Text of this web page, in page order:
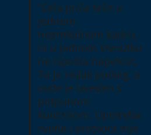
“Cela priča teče u
jednom
neprekidnom kadru,
ni u jednom trenutku
ne ispušta napetost.
To je redak podvig, a
ovde je izveden s
potpunom
kontrolom. Upotreba
svetla i prostora nije